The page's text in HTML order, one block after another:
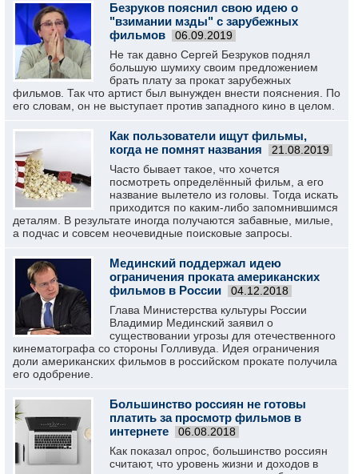
Безруков пояснил свою идею о
"взимании мзды" с зарубежных
фильмов
06.09.2019
Не так давно Сергей Безруков поднял
большую шумиху своим предложением
брать плату за прокат зарубежных
фильмов. Так что артист был вынужден внести пояснения. По
его словам, он не выступает против западного кино в целом.
Как пользователи ищут фильмы,
когда не помнят названия
21.08.2019
Часто бывает такое, что хочется
посмотреть определённый фильм, а его
название вылетело из головы. Тогда искать
приходится по каким-либо запомнившимся
деталям. В результате иногда получаются забавные, милые,
а подчас и совсем неочевидные поисковые запросы.
Мединский поддержал идею
ограничения проката американских
фильмов в России
04.12.2018
Глава Министерства культуры России
Владимир Мединский заявил о
существовании угрозы для отечественного
кинематографа со стороны Голливуда. Идея ограничения
доли американских фильмов в российском прокате получила
его одобрение.
Большинство россиян не готовы
платить за просмотр фильмов в
интернете
06.08.2018
Как показал опрос, большинство россиян
считают, что уровень жизни и доходов в